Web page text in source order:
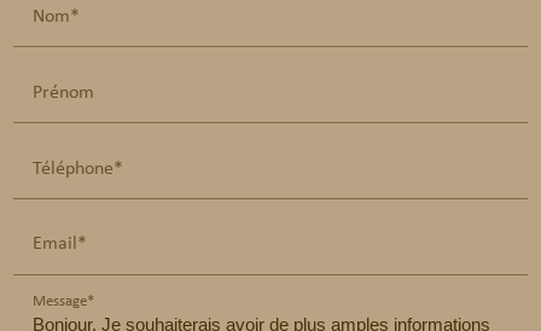
Nom*
Prénom
Téléphone*
Email*
Message*